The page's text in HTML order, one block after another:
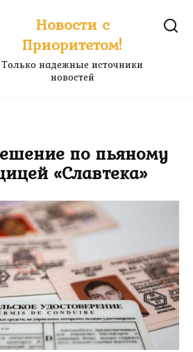
Новости с
Приоритетом!
Только надежные источники
новостей
по пьяному
«Славтека»